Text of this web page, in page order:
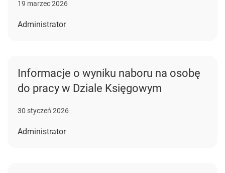
19 marzec 2026
Administrator
Informacje o wyniku naboru na osobę
do pracy w Dziale Księgowym
30 styczeń 2026
Administrator